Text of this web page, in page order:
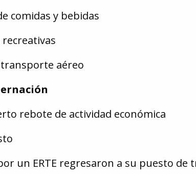
comidas y bebidas
recreativas
transporte aéreo
rebote de actividad económica
un ERTE regresaron a su puesto de